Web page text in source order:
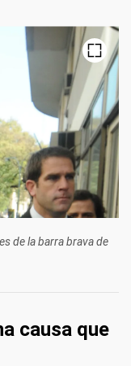
de la barra brava de
causa que